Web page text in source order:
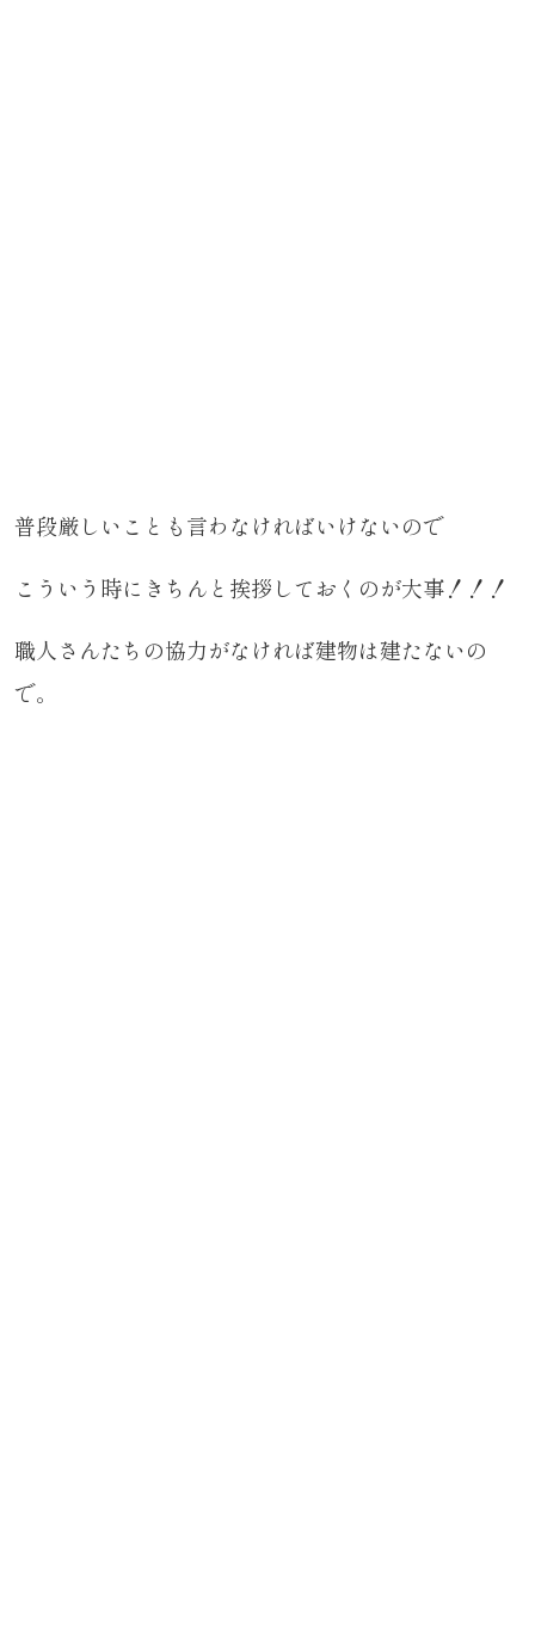
普段厳しいことも言わなければいけないので
こういう時にきちんと挨拶しておくのが大事！！！
職人さんたちの協力がなければ建物は建たないの
で。